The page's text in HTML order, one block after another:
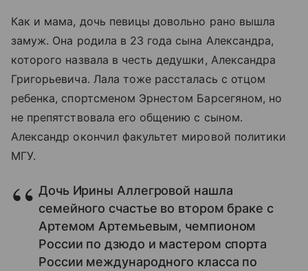
Как и мама, дочь певицы довольно рано вышла
замуж. Она родила в 23 года сына Александра,
которого назвала в честь дедушки, Александра
Григорьевича. Лала тоже рассталась с отцом
ребенка, спортсменом Эрнестом Барсегяном, но
не препятствовала его общению с сыном.
Александр окончил факультет мировой политики
МГУ.
Дочь Ирины Аллегровой нашла
семейного счастье во втором браке с
Артемом Артемьевым, чемпионом
России по дзюдо и мастером спорта
России международного класса по